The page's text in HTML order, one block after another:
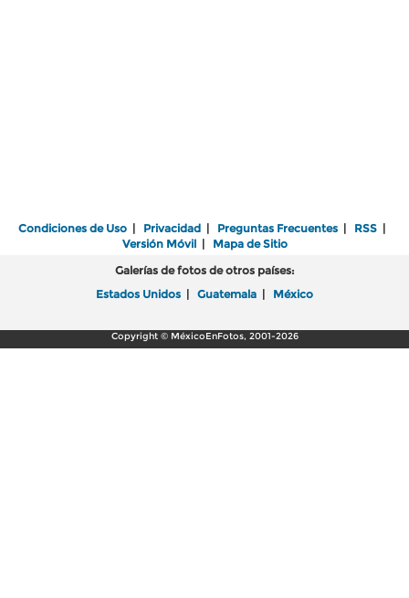
Condiciones de Uso | Privacidad | Preguntas Frecuentes | RSS |
Versión Móvil| Mapa de Sitio
Galerías de fotos de otros países:
Estados Unidos | Guatemala | México
Copyright © MéxicoEnFotos, 2001-2026